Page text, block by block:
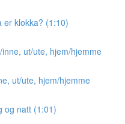
er klokka? (1:10)
ut/ute, hjem/hjemme
ut/ute, hjem/hjemme
og natt (1:01)